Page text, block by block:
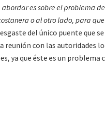
abordar es sobre el problema
o al otro lado, para
del único puente que
reunión con las autoridades
ya que éste es un